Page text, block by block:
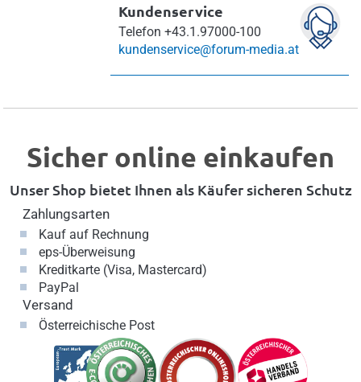
Kundenservice
Telefon +43.1.97000-100
kundenservice@forum-media.at
Sicher online einkaufen
Unser Shop bietet Ihnen als Käufer sicheren Schutz
Zahlungsarten
Kauf auf Rechnung
eps-Überweisung
Kreditkarte (Visa, Mastercard)
PayPal
Versand
Österreichische Post